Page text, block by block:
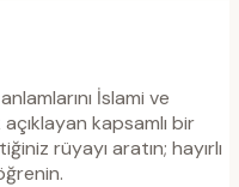
İslami ve
kapsamlı bir
rüyayı aratın; hayırlı